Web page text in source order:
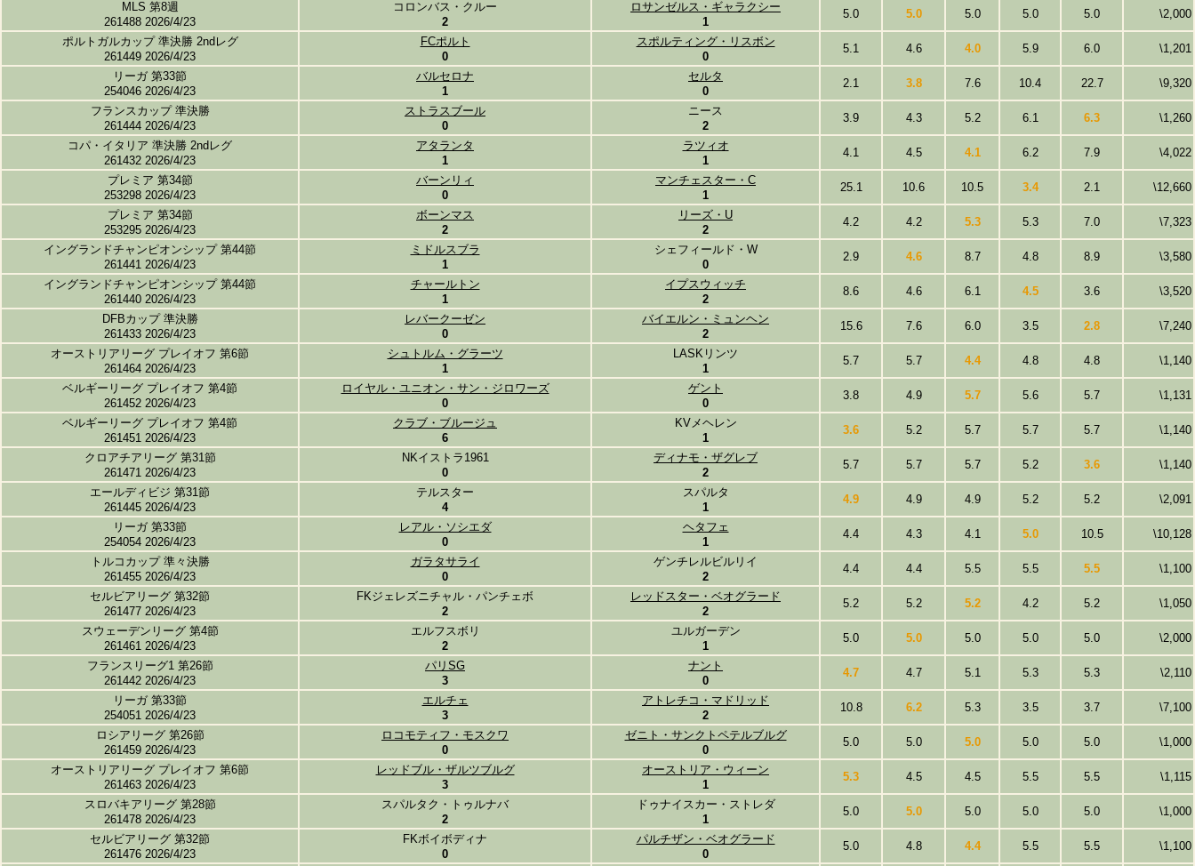
MLS 第8週
261488 2026/4/23
コロンバス・クルー
2
ロサンゼルス・ギャラクシー
1
5.0 5.0 5.0 5.0 5.0 \2,000
ポルトガルカップ 準決勝 2ndレグ
261449 2026/4/23
FCポルト
0
スポルティング・リスボン
0
5.1 4.6 4.0 5.9 6.0 \1,201
リーガ 第33節
254046 2026/4/23
バルセロナ
1
セルタ
0
2.1 3.8 7.6 10.4 22.7 \9,320
フランスカップ 準決勝
261444 2026/4/23
ストラスブール
0
ニース
2
3.9 4.3 5.2 6.1 6.3 \1,260
コパ・イタリア 準決勝 2ndレグ
261432 2026/4/23
アタランタ
1
ラツィオ
1
4.1 4.5 4.1 6.2 7.9 \4,022
プレミア 第34節
253298 2026/4/23
バーンリィ
0
マンチェスター・C
1
25.1 10.6 10.5 3.4 2.1 \12,660
プレミア 第34節
253295 2026/4/23
ボーンマス
2
リーズ・U
2
4.2 4.2 5.3 5.3 7.0 \7,323
イングランドチャンピオンシップ 第44節
261441 2026/4/23
ミドルスブラ
1
シェフィールド・W
0
2.9 4.6 8.7 4.8 8.9 \3,580
イングランドチャンピオンシップ 第44節
261440 2026/4/23
チャールトン
1
イプスウィッチ
2
8.6 4.6 6.1 4.5 3.6 \3,520
DFBカップ 準決勝
261433 2026/4/23
レバークーゼン
0
バイエルン・ミュンヘン
2
15.6 7.6 6.0 3.5 2.8 \7,240
オーストリアリーグ プレイオフ 第6節
261464 2026/4/23
シュトルム・グラーツ
1
LASKリンツ
1
5.7 5.7 4.4 4.8 4.8 \1,140
ベルギーリーグ プレイオフ 第4節
261452 2026/4/23
ロイヤル・ユニオン・サン・ジロワーズ
0
ゲント
0
3.8 4.9 5.7 5.6 5.7 \1,131
ベルギーリーグ プレイオフ 第4節
261451 2026/4/23
クラブ・ブルージュ
6
KVメヘレン
1
3.6 5.2 5.7 5.7 5.7 \1,140
クロアチアリーグ 第31節
261471 2026/4/23
NKイストラ1961
0
ディナモ・ザグレブ
2
5.7 5.7 5.7 5.2 3.6 \1,140
エールディビジ 第31節
261445 2026/4/23
テルスター
4
スパルタ
1
4.9 4.9 4.9 5.2 5.2 \2,091
リーガ 第33節
254054 2026/4/23
レアル・ソシエダ
0
ヘタフェ
1
4.4 4.3 4.1 5.0 10.5 \10,128
トルコカップ 準々決勝
261455 2026/4/23
ガラタサライ
0
ゲンチレルビルリイ
2
4.4 4.4 5.5 5.5 5.5 \1,100
セルビアリーグ 第32節
261477 2026/4/23
FKジェレズニチャル・パンチェボ
2
レッドスター・ベオグラード
2
5.2 5.2 5.2 4.2 5.2 \1,050
スウェーデンリーグ 第4節
261461 2026/4/23
エルフスボリ
2
ユルガーデン
1
5.0 5.0 5.0 5.0 5.0 \2,000
フランスリーグ1 第26節
261442 2026/4/23
パリSG
3
ナント
0
4.7 4.7 5.1 5.3 5.3 \2,110
リーガ 第33節
254051 2026/4/23
エルチェ
3
アトレチコ・マドリッド
2
10.8 6.2 5.3 3.5 3.7 \7,100
ロシアリーグ 第26節
261459 2026/4/23
ロコモティフ・モスクワ
0
ゼニト・サンクトペテルブルグ
0
5.0 5.0 5.0 5.0 5.0 \1,000
オーストリアリーグ プレイオフ 第6節
261463 2026/4/23
レッドブル・ザルツブルグ
3
オーストリア・ウィーン
1
5.3 4.5 4.5 5.5 5.5 \1,115
スロバキアリーグ 第28節
261478 2026/4/23
スパルタク・トゥルナバ
2
ドゥナイスカー・ストレダ
1
5.0 5.0 5.0 5.0 5.0 \1,000
セルビアリーグ 第32節
261476 2026/4/23
FKボイボディナ
0
パルチザン・ベオグラード
0
5.0 4.8 4.4 5.5 5.5 \1,100